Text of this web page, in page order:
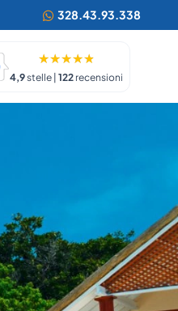
328.43.93.338
4,9stelle | 122recensioni